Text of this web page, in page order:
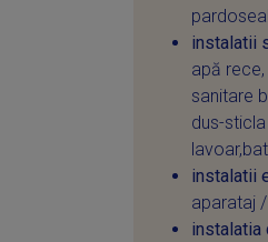
instalatii
apă
sanitare
dus-
instalatii
aparataj
instalatia